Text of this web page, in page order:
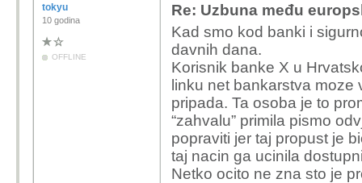
tokyu
10 godina
OFFLINE
Re: Uzbuna među
Kad smo kod banki i
davnih dana.
Korisnik banke X u
linku net bankarstva
pripada. Ta osoba je to
“zahvalu” primila pismo
popraviti jer taj propust je
taj nacin ga ucinila
Netko ocito ne zna sto je